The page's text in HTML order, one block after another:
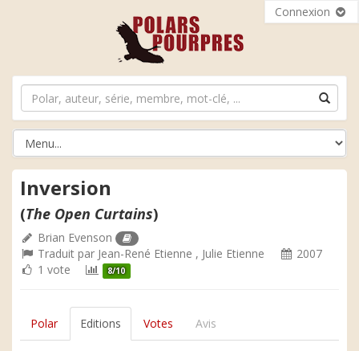
Connexion
Inversion
(The Open Curtains)
Brian Evenson
Traduit par Jean-René Etienne , Julie Etienne
2007
1 vote
8/10
Polar Editions Votes Avis